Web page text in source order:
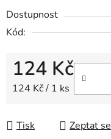
Dostupnost
Kód:
124 Kč
Měrná cena:
124 Kč / 1 ks
Tisk Zeptat se